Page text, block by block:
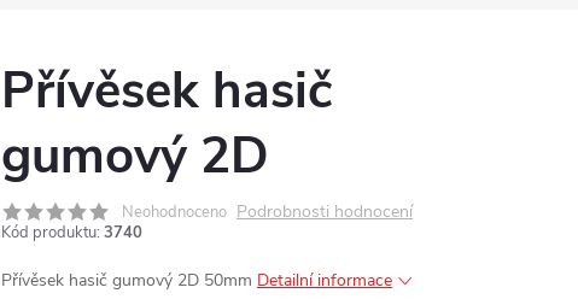
Přívěsek hasič
gumový 2D
Neohodnoceno Podrobnosti hodnocení
Kód produktu: 3740
Přívěsek hasič gumový 2D 50mm Detailní informace